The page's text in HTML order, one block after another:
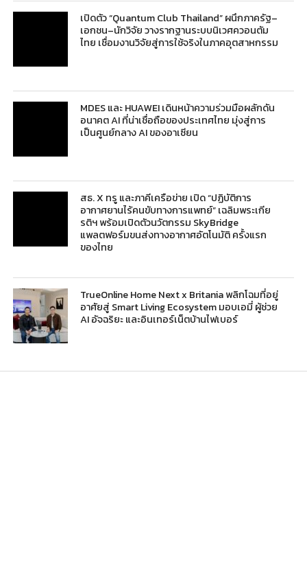
เปิดตัว “Quantum Club Thailand” ผนึกภาครัฐ–
เอกชน–นักวิจัย วางรากฐานระบบนิเวศควอนตัม
ไทย เชื่อมงานวิจัยสู่การใช้จริงในภาคอุตสาหกรรม
MDES และ HUAWEI เดินหน้าความร่วมมือผลักดัน
อนาคต AI ที่น่าเชื่อถือของประเทศไทย มุ่งสู่การ
เป็นศูนย์กลาง AI ของอาเซียน
สธ. X ทรู และภาคีเครือข่าย เปิด “ปฏิบัติการ
อากาศยานไร้คนขับทางการแพทย์” เฉลิมพระเกีย
รติฯ พร้อมเปิดตัวนวัตกรรม SkyBridge
แพลตฟอร์มขนส่งทางอากาศอัตโนมัติ ครั้งแรก
ของไทย
TrueOnline Home Next x Britania พลิกโฉมที่อยู่
อาศัยสู่ Smart Living Ecosystem มอบเอมี่ ผู้ช่วย
AI อัจฉริยะ และอินเทอร์เน็ตบ้านไฟเบอร์